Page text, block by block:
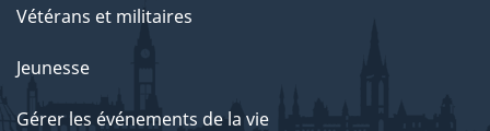
Vétérans et militaires
Jeunesse
Gérer les événements de la vie